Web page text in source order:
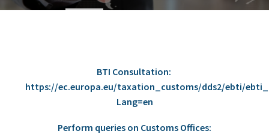
BTI Consultation:
https://ec.europa.eu/taxation_customs/dds2/ebti/
Lang=en
Perform queries on Customs Offices: